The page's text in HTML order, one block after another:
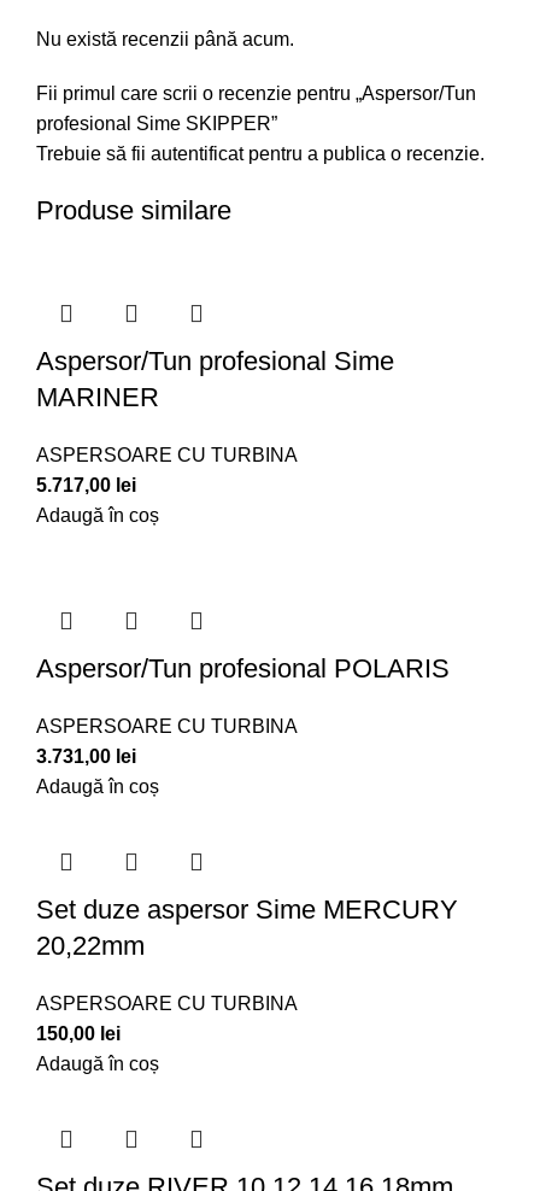
Nu există recenzii până acum.
Fii primul care scrii o recenzie pentru „Aspersor/Tun
profesional Sime SKIPPER”
Trebuie să fii autentificatpentru a publica o recenzie.
Produse similare
Aspersor/Tun profesional Sime
MARINER
ASPERSOARE CU TURBINA
5.717,00 lei
Adaugă în coș
Aspersor/Tun profesional POLARIS
ASPERSOARE CU TURBINA
3.731,00 lei
Adaugă în coș
Set duze aspersor Sime MERCURY
20,22mm
ASPERSOARE CU TURBINA
150,00 lei
Adaugă în coș